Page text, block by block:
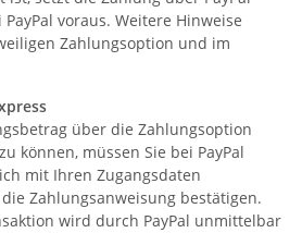
voraus. Weitere Hinweise
Zahlungsoption und im
über die Zahlungsoption
können, müssen Sie bei PayPal
mit Ihren Zugangsdaten
Zahlungsanweisung bestätigen.
wird durch PayPal unmittelbar